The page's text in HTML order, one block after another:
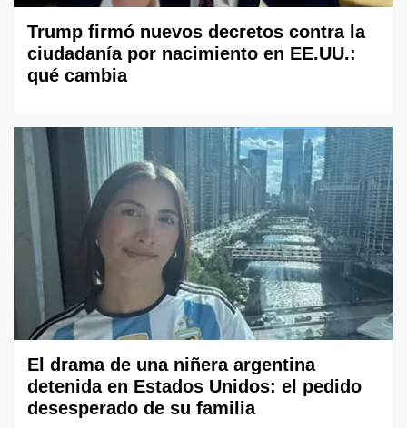
Trump firmó nuevos decretos contra la
ciudadanía por nacimiento en EE.UU.:
qué cambia
El drama de una niñera argentina
detenida en Estados Unidos: el pedido
desesperado de su familia